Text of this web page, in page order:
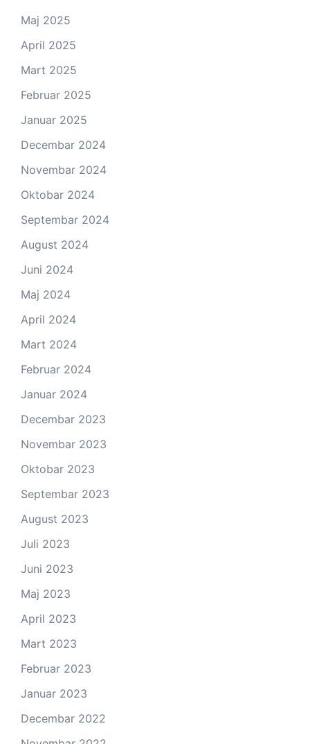
Maj 2025
April 2025
Mart 2025
Februar 2025
Januar 2025
Decembar 2024
Novembar 2024
Oktobar 2024
Septembar 2024
August 2024
Juni 2024
Maj 2024
April 2024
Mart 2024
Februar 2024
Januar 2024
Decembar 2023
Novembar 2023
Oktobar 2023
Septembar 2023
August 2023
Juli 2023
Juni 2023
Maj 2023
April 2023
Mart 2023
Februar 2023
Januar 2023
Decembar 2022